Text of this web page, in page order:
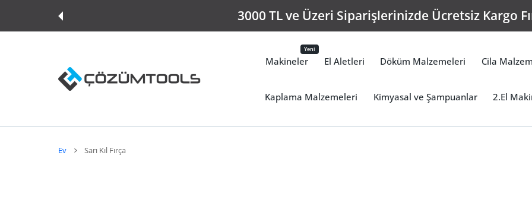
3000 TL ve Üzeri Siparişlerinizde Ücretsiz Kargo
Makineler
Yeni
El Aletleri Döküm Malzemeleri Cila
Kaplama Malzemeleri Kimyasal ve Şampuanlar 2.El
Ev Sarı Kıl Fırça